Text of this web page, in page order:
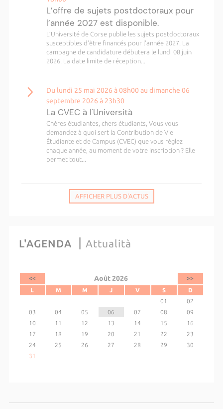
L’offre de sujets postdoctoraux pour
l’année 2027 est disponible.
L’Université de Corse publie les sujets postdoctoraux
susceptibles d’être financés pour l’année 2027. La
campagne de candidature débutera le lundi 08 juin
2026. La date limite de réception...
Du lundi 25 mai 2026 à 08h00 au dimanche 06
septembre 2026 à 23h30
La CVEC à l'Università
Chères étudiantes, chers étudiants, Vous vous
demandez à quoi sert la Contribution de Vie
Étudiante et de Campus (CVEC) que vous réglez
chaque année, au moment de votre inscription ? Elle
permet tout...
AFFICHER PLUS D'ACTUS
L'AGENDA Attualità
<< Août 2026
>>
L
M M J V S
D
01
02
03
04 05 06 07 08
09
10
11 12 13 14 15
16
17
18 19 20 21 22
23
24
25 26 27 28 29
30
31